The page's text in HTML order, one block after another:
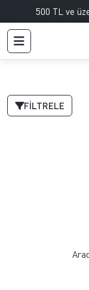
500 TL ve
FILTRELE